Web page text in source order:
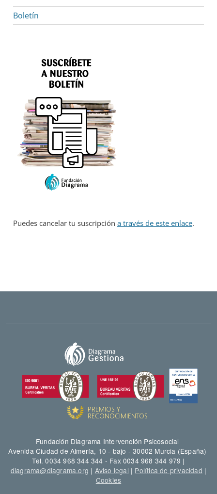
Boletín
Puedes cancelar tu suscripción a través de este enlace.
Fundación Diagrama Intervención Psicosocial
Avenida Ciudad de Almería, 10 - bajo - 30002 Murcia (España)
Tel. 0034 968 344 344 - Fax 0034 968 344 979 |
diagrama@diagrama.org | Aviso legal | Política de privacidad |
Cookies